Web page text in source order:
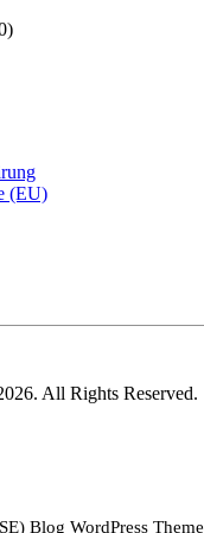
(EU)
All Rights Reserved.
Blog WordPress Theme